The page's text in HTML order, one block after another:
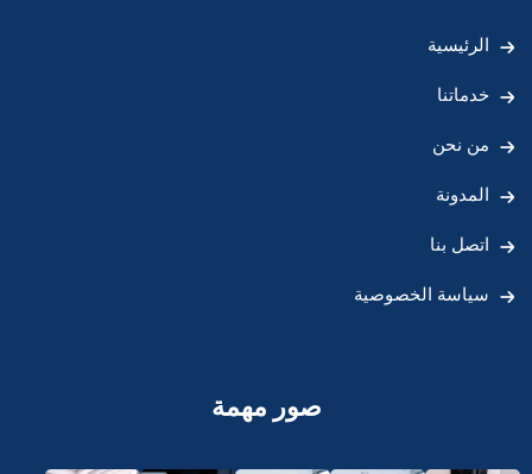
الرئيسية
خدماتنا
من نحن
المدونة
اتصل بنا
سياسة الخصوصية
صور مهمة